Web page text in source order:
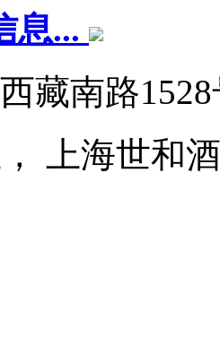
息...
藏南路
， 上海世